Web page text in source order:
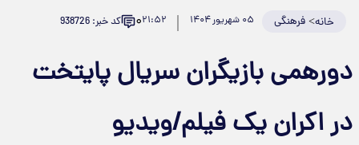
خانه>فرهنگی ۰۵ شهریور ۱۴۰۴ ۲۱:۵۲۰ کد خبر: 938726
دورهمی بازیگران سریال پایتخت
در اکران یک فیلم/ویدیو